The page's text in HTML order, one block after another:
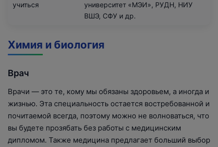
учиться
университет «МЭИ», РУДН, НИУ
ВШЭ, СФУ и др.
Химия и биология
Врач
Врачи — это те, кому мы обязаны здоровьем, а иногда и
жизнью. Эта специальность остается востребованной и
почитаемой всегда, поэтому можно не волноваться, что
вы будете прозябать без работы с медицинским
дипломом. Также медицина предлагает больший выбор